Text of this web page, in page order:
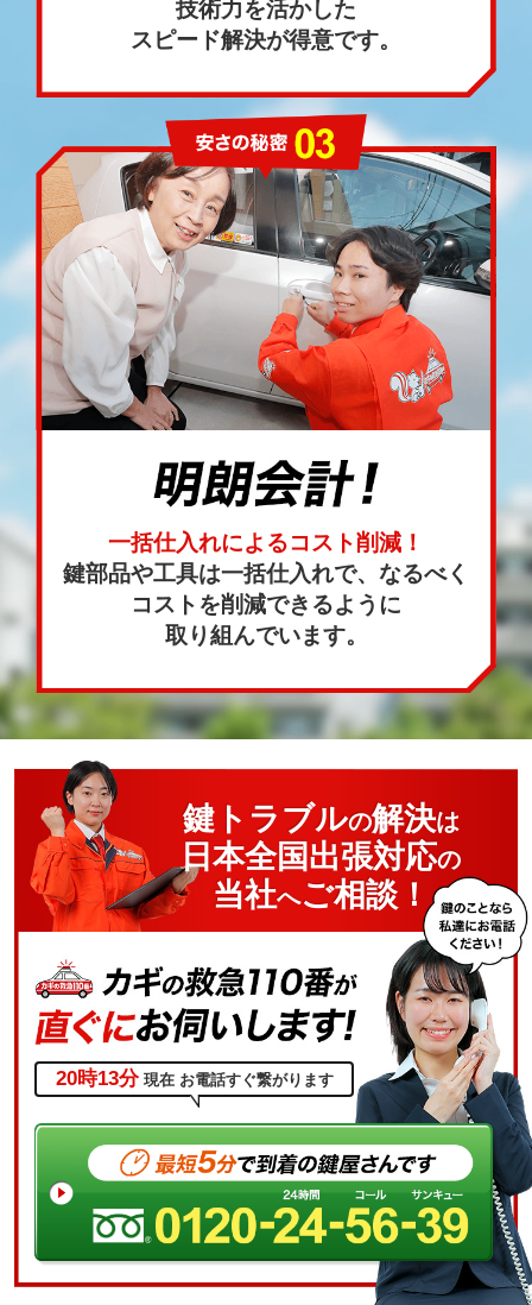
技術力を活かした
スピード解決が得意です。
一括仕入れによるコスト削減！
鍵部品や工具は一括仕入れで、なるべく
コストを削減できるように
取り組んでいます。
20時13分現在お電話すぐ繋がります
鍵トラブルの解決は
日本全国出張対応の
当社へご相談！